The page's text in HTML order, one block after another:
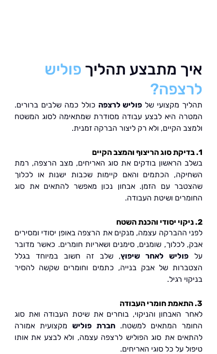
מתבצע תהליךפוליש
מקצועי שלפוליש לרצפהכולל כמה שלבים ברורים.
היא לבצע עבודה מסודרת שמתאימה לסוג המשטח
הקיים, ולא רק ליצור הברקה זמנית.
הראשון בודקים את סוג האריחים, מצב הרצפה, רמת
הכתמים והאם קיימות שכבות ישנות או לכלוך
עם הזמן. אבחון נכון מאפשר להתאים את סוג
ושיטת העבודה.
ההברקה עצמה, מנקים את הרצפה באופן יסודי ומסירים
לכלוך, שומנים, סימנים ושאריות חומרים. כאשר מדובר
פוליש לאחר שיפוץ, שלב זה חשוב במיוחד בגלל
של אבק בנייה, כתמים וחומרים שקשה להסיר
רגיל.
האבחון והניקוי, בוחרים את שיטת העבודה ואת סוג
המתאים למשטח.חברת פולישמקצועית אמורה
את סוג הפוליש לרצפה עצמה, ולא לבצע את אותו
על כל סוגי האריחים.